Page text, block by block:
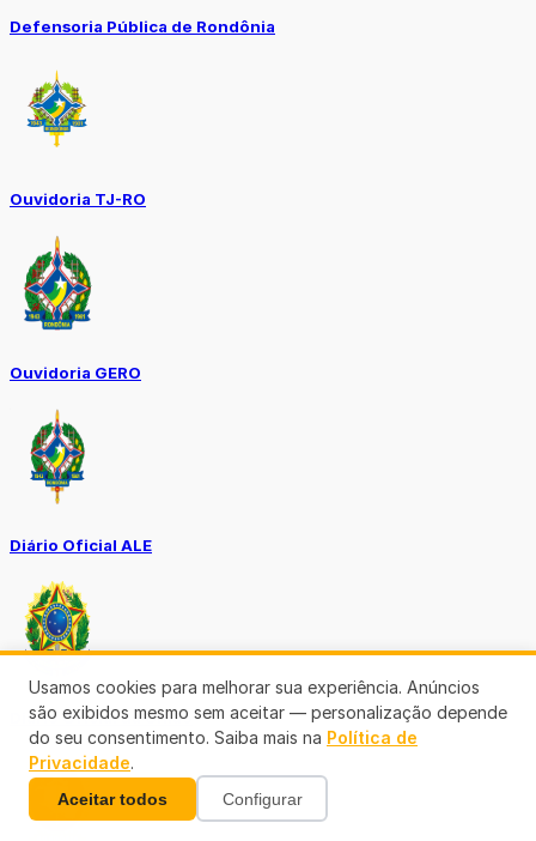
Defensoria Pública de Rondônia
Ouvidoria TJ-RO
Ouvidoria GERO
Diário Oficial ALE
Diário Oficial da União
Usamos cookies para melhorar sua experiência. Anúncios
são exibidos mesmo sem aceitar — personalização depende
do seu consentimento. Saiba mais na Política de
Privacidade.
Aceitar todos Configurar